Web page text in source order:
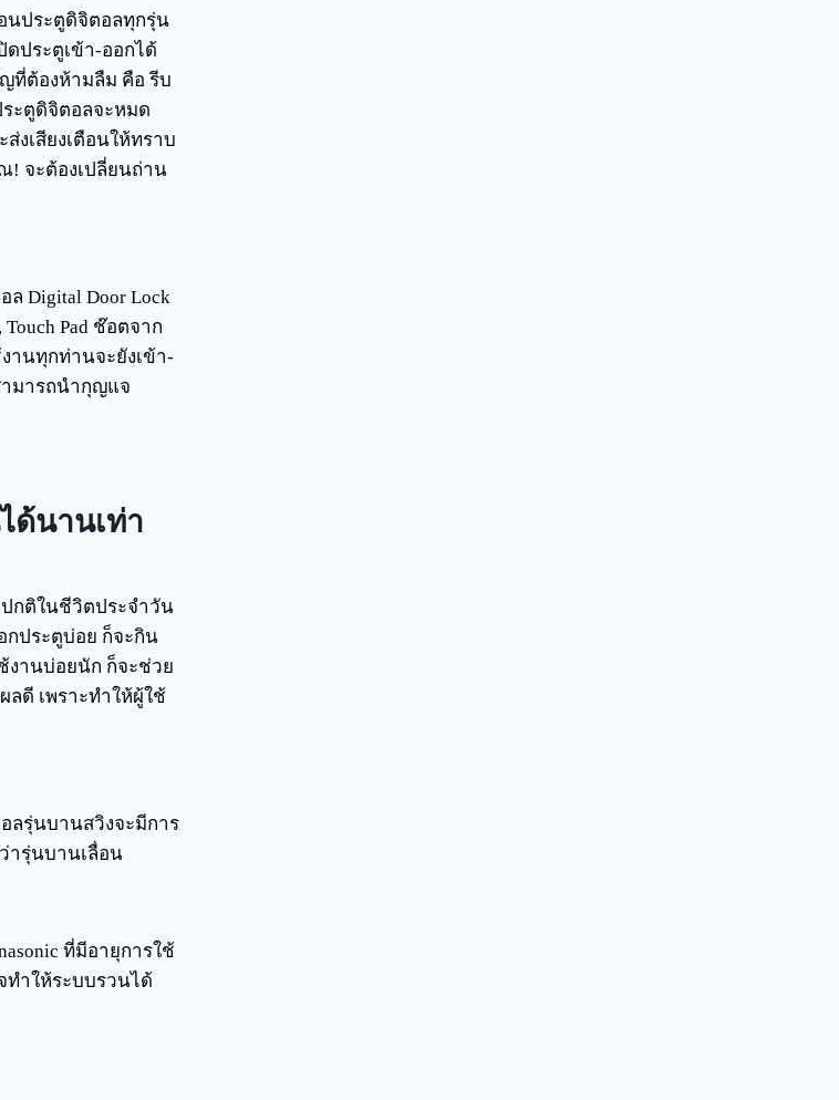
นประตูดิจิตอลทุกรุ่น
ประตูเข้า-ออกได้
ที่ต้องห้ามลืม คือ รีบ
ะตูดิจิตอลจะหมด
งเสียงเตือนให้ทราบ
! จะต้องเปลี่ยนถ่าน
Digital Door Lock
Pad ช๊อตจาก
านทุกท่านจะยังเข้า-
มารถนำกุญแจ
ด้นานเท่า
กติในชีวิตประจำวัน
ประตูบ่อย ก็จะกิน
งานบ่อยนัก ก็จะช่วย
ดี เพราะทำให้ผู้ใช้
ลรุ่นบานสวิงจะมีการ
ารุ่นบานเลื่อน
ที่มีอายุการใช้
ทำให้ระบบรวนได้